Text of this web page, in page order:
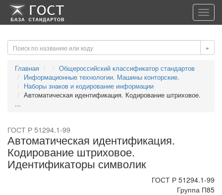
-->-->
»
Главная
Общероссийский классификатор стандартов
Информационные технологии. Машины конторские.
Наборы знаков и кодирование информации
Автоматическая идентификация. Кодирование штриховое.
...
ГОСТ Р 51294.1-99
Автоматическая идентификация.
Кодирование штриховое.
Идентификаторы символик
ГОСТ Р 51294.1-99
Группа П85